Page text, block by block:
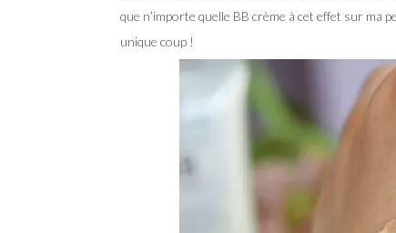
que n’importe quelle BB crème à cet effet sur ma
unique coup !